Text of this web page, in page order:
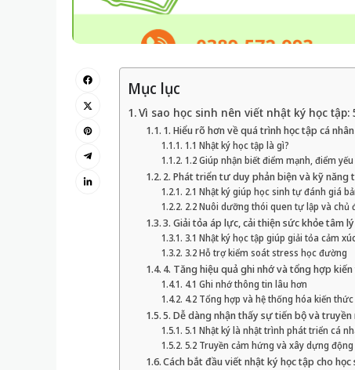
Mục lục
Vì sao học sinh nên viết nhật ký học
1. Hiểu rõ hơn về quá trình học tập cá nhân
1.1 Nhật ký học tập là gì?
1.2 Giúp nhận biết điểm mạnh, điểm yếu
2. Phát triển tư duy phản biện và kỹ năng
2.1 Nhật ký giúp học sinh tự đánh giá
2.2 Nuôi dưỡng thói quen tự lập và chủ
3. Giải tỏa áp lực, cải thiện sức khỏe tâm lý
3.1 Nhật ký học tập giúp giải tỏa cảm
3.2 Hỗ trợ kiểm soát stress học đường
4. Tăng hiệu quả ghi nhớ và tổng hợp
4.1 Ghi nhớ thông tin lâu hơn
4.2 Tổng hợp và hệ thống hóa kiến
5. Dễ dàng nhận thấy sự tiến bộ và
5.1 Nhật ký là nhật trình phát triển cá
5.2 Truyền cảm hứng và xây dựng
Cách bắt đầu viết nhật ký học tập cho học